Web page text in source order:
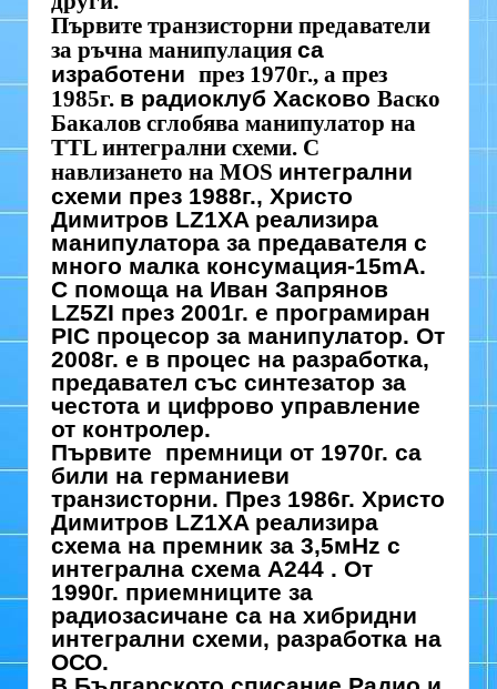
Първите транзисторни предаватели
за ръчна манипулация са
изработени през 1970г., а през
1985г. в радиоклуб Хасково Васко
Бакалов сглобява манипулатор на
TTL интегрални схеми. С
навлизането на MOS интегрални
схеми през 1988г., Христо
Димитров LZ1XA реализира
манипулатора за предавателя с
много малка консумация-15mA.
С помоща на Иван Запрянов
LZ5ZI през 2001г. е програмиран
PIC процесор за манипулатор. От
2008г. е в процес на разработка,
предавател със синтезатор за
честота и цифрово управление
от контролер.
Първите премници от 1970г. са
били на германиеви
транзисторни. През 1986г. Христо
Димитров LZ1XA реализира
схема на премник за 3,5мHz с
интегрална схема А244 . От
1990г. приемниците за
радиозасичане са на хибридни
интегрални схеми, разработка на
ОСО.